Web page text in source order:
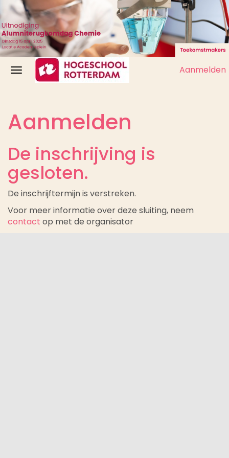
Aanmelden
Aanmelden
De inschrijving is
gesloten.
De inschrijftermijn is verstreken.
Voor meer informatie over deze sluiting, neem
contact op met de organisator